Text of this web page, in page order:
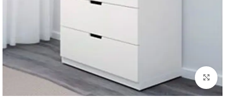
Click to enlarge